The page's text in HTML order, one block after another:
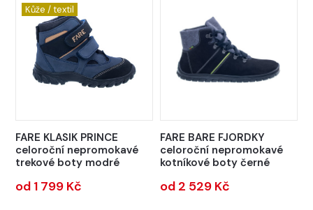
Kůže / textil
FARE KLASIK PRINCE
celoroční nepromokavé
trekové boty modré
od 1 799 Kč
FARE BARE FJORDKY
celoroční nepromokavé
kotníkové boty černé
od 2 529 Kč